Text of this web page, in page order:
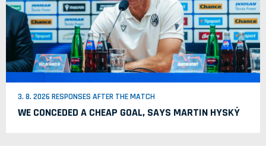
3. 8. 2026 RESPONSES AFTER THE MATCH
WE CONCEDED A CHEAP GOAL, SAYS MARTIN HYSKÝ